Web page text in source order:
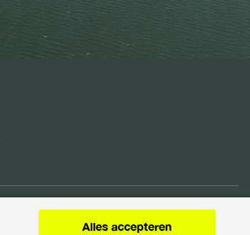
Alles accepteren